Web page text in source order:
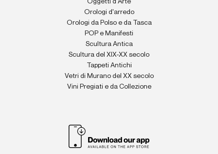
Orologi d'arredo
Orologi da Polso e da Tasca
POP e Manifesti
Scultura Antica
Scultura del XIX-XX secolo
Tappeti Antichi
Vetri di Murano del XX secolo
Vini Pregiati e da Collezione